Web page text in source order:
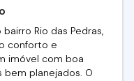
Rio das Pedras,
conforto e
imóvel com boa
planejados. O